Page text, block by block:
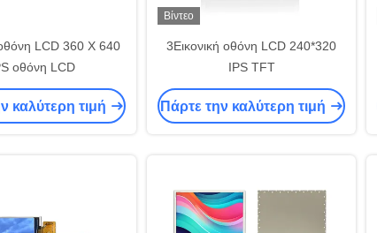
LCD 360 X 640
οθόνη LCD
καλύτερη τιμή
Βίντεο
3Εικονική οθόνη LCD 240*320
IPS TFT
Πάρτε την καλύτερη τιμή